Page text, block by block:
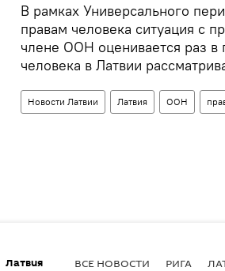
В рамках Универсального
правам человека ситуация с
члене ООН оценивается раз в
человека в Латвии
Новости Латвии Латвия ООН
Латвия ВСЕ НОВОСТИ РИГА